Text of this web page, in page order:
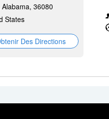
36080
States
Des Directions